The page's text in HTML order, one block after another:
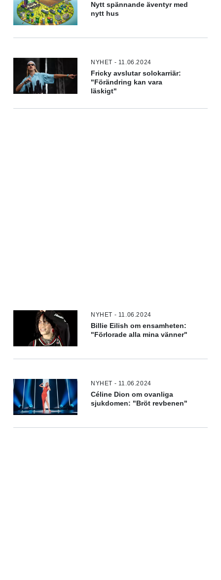
Nytt spännande äventyr med
nytt hus
NYHET - 11.06.2024
Fricky avslutar solokarriär:
"Förändring kan vara
läskigt"
NYHET - 11.06.2024
Billie Eilish om ensamheten:
"Förlorade alla mina vänner"
NYHET - 11.06.2024
Céline Dion om ovanliga
sjukdomen: "Bröt revbenen"